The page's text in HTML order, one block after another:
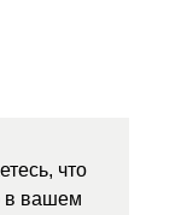
что
в вашем